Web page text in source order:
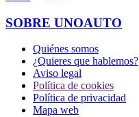
SOBRE UNOAUTO
Quiénes somos
¿Quieres que hablemos?
Aviso legal
Política de cookies
Política de privacidad
Mapa web